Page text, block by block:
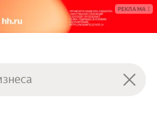
РЕКЛАМА